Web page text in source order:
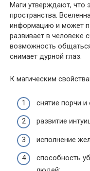
Маги утверждают, что
пространства.
информацию и может
развивает в человеке
возможность
снимает дурной глаз.
К магическим
снятие порчи и
развитие
исполнение
способность